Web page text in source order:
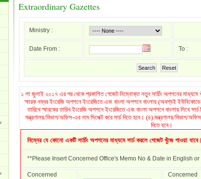
Extraordinary Gazettes
Ministry :
Date From : To :
Search Reset
১ লা জুলাই ২০১৭ এর পর থেকে প্রকাশিত গেজেট নিম্নোক্ত নতুন সার্চিং অপশনের
স্মারক নম্বর ইংরেজি অপশনে ইংরেজিতে এবং বাংলা অপশনে বাংলায় (অবশ্যই
তারিখে স্মারকের তারিখ ইংরেজি অপশনে ইংরেজিতে এবং বাংলা অপশনে বাংলায় লিখে
মন্ত্রণালয়/বিভাগ/অফিস-এর নাম সিলেক্ট করে সার্চ দিতে হবে। (৪) মন্ত্রণালয়/বিভাগ/
দিতে হবে।
নিম্নের যে কোনো একটি সার্চিং অপশনের মাধ্যমে সার্চ করলে গেজেট খুঁজে পাওয়া যাবে।
**Please Insert Concerned Office's Memo No & Date in English
Concerned
Concerned